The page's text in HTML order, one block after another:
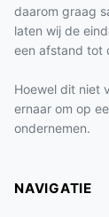
daarom graag
laten wij de
een afstand tot
Hoewel dit niet
ernaar om op
ondernemen.
NAVIGATIE